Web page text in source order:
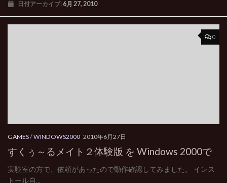
日付アーカイブ: 6月 27, 2010
0
GAMES/WINDOWS2000 2010年6月27日
すくぅ～るメイト２体験版 を Windows 2000で
実験室の方で、依頼があったので動作確認してみました。 インス
トール自...